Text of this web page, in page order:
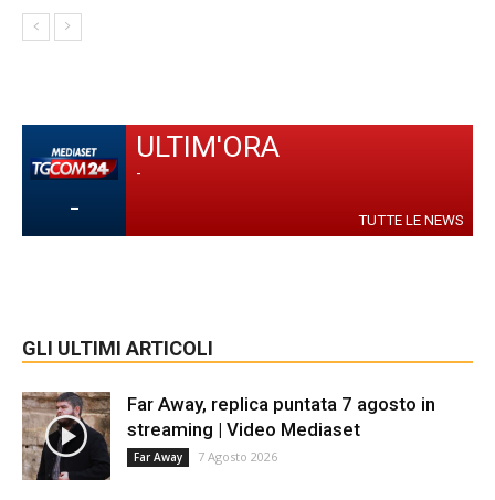
-
ULTIM'ORA
-
TUTTE LE NEWS
GLI ULTIMI ARTICOLI
Far Away, replica puntata 7 agosto in
streaming | Video Mediaset
Far Away 7 Agosto 2026